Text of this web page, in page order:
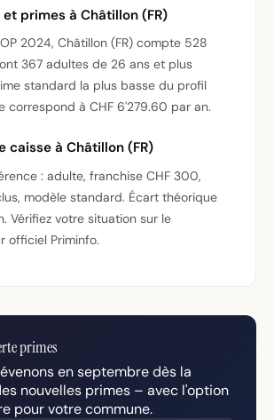
primes à Châtillon (FR)
2024, Châtillon (FR) compte 528
367 adultes de 26 ans et plus
standard la plus basse du profil
correspond à CHF 6'279.60 par an.
caisse à Châtillon (FR)
: adulte, franchise CHF 300,
modèle standard. Écart théorique
Vérifiez votre situation sur le
officiel Priminfo.
primes
en septembre dès la
nouvelles primes – avec l'option
pour votre commune.